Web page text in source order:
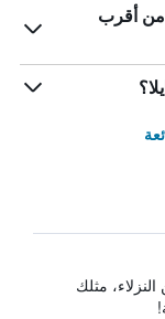
من أقرب
مثلك